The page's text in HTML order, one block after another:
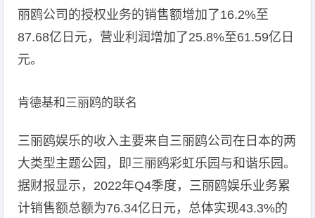
丽鸥公司的授权业务的销售额增加了16.2%至
87.68亿日元，营业利润增加了25.8%至61.59亿日
元。
肯德基和三丽鸥的联名
三丽鸥娱乐的收入主要来自三丽鸥公司在日本的两
大类型主题公园，即三丽鸥彩虹乐园与和谐乐园。
据财报显示，2022年Q4季度，三丽鸥娱乐业务累
计销售额总额为76.34亿日元，总体实现43.3%的